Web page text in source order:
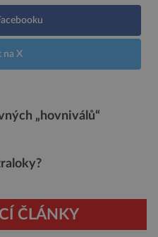
na X
„hovniválů“
ČLÁNKY